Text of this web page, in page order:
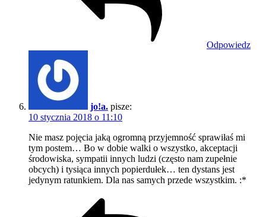
Odpowiedz
jo!a. pisze:
10 stycznia 2018 o 11:10
Nie masz pojęcia jaką ogromną przyjemność sprawiłaś mi
tym postem… Bo w dobie walki o wszystko, akceptacji
środowiska, sympatii innych ludzi (często nam zupełnie
obcych) i tysiąca innych popierdułek… ten dystans jest
jedynym ratunkiem. Dla nas samych przede wszystkim. :*